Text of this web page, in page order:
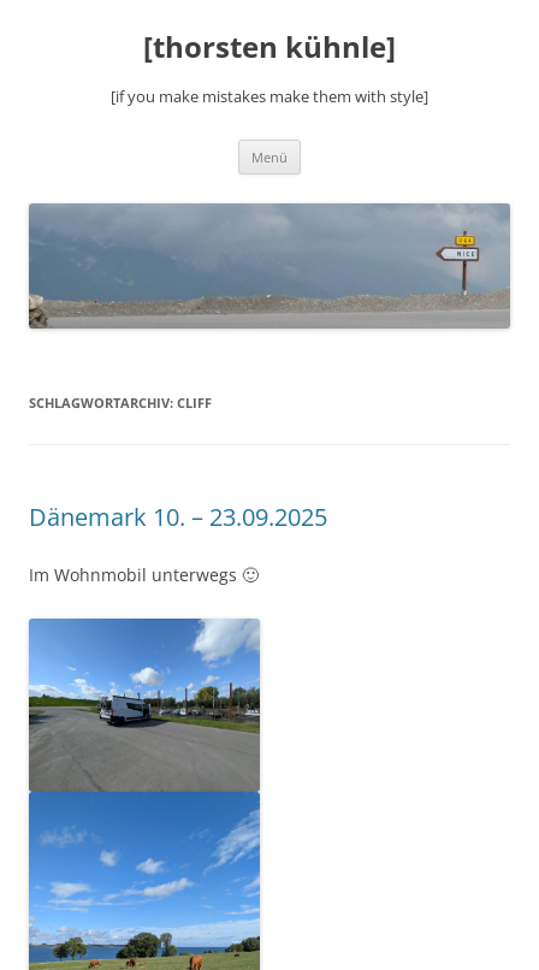
[thorsten kühnle]
[if you make mistakes make them with style]
Menü
SCHLAGWORTARCHIV: CLIFF
Dänemark 10. – 23.09.2025
Im Wohnmobil unterwegs 🙂